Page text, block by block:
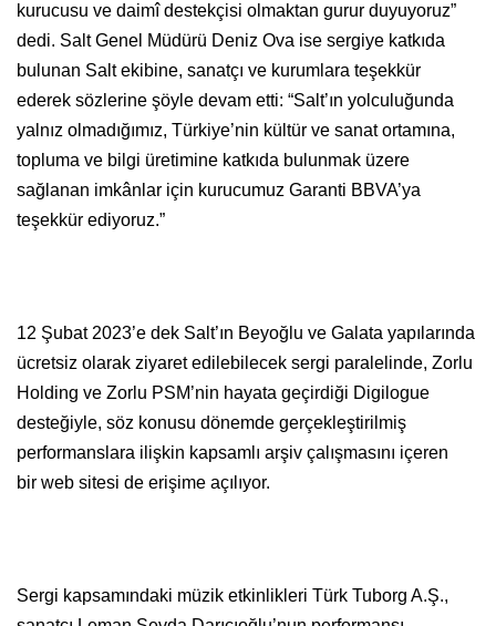
kurucusu ve daimî destekçisi olmaktan gurur duyuyoruz”
dedi. Salt Genel Müdürü Deniz Ova ise sergiye katkıda
bulunan Salt ekibine, sanatçı ve kurumlara teşekkür
ederek sözlerine şöyle devam etti: “Salt’ın yolculuğunda
yalnız olmadığımız, Türkiye’nin kültür ve sanat ortamına,
topluma ve bilgi üretimine katkıda bulunmak üzere
sağlanan imkânlar için kurucumuz Garanti BBVA’ya
teşekkür ediyoruz.”
12 Şubat 2023’e dek Salt’ın Beyoğlu ve Galata yapılarında
ücretsiz olarak ziyaret edilebilecek sergi paralelinde, Zorlu
Holding ve Zorlu PSM’nin hayata geçirdiği Digilogue
desteğiyle, söz konusu dönemde gerçekleştirilmiş
performanslara ilişkin kapsamlı arşiv çalışmasını içeren
bir web sitesi de erişime açılıyor.
Sergi kapsamındaki müzik etkinlikleri Türk Tuborg A.Ş.,